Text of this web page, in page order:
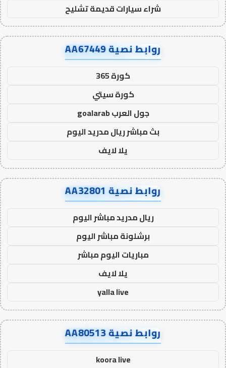
شراء سيارات قديمة تشليح
روابط نصية AA67449
كورة 365
كورة سيتي
جول العرب goalarab
بث مباشر ريال مدريد اليوم
يلا لايف
روابط نصية AA32801
ريال مدريد مباشر اليوم
برشلونة مباشر اليوم
مباريات اليوم مباشر
يلا لايف
yalla live
روابط نصية AA80513
koora live